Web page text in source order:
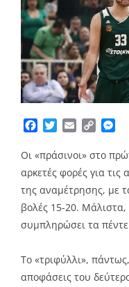
Facebook
TwitterEmailCopy
Oι «πράσινοι» στο
αρκετές φορές για τις
της αναμέτρησης, με
βολές 15-20. Μάλιστα,
συμπληρώσει τα
Το «τριφύλλι»,
αποφάσεις του